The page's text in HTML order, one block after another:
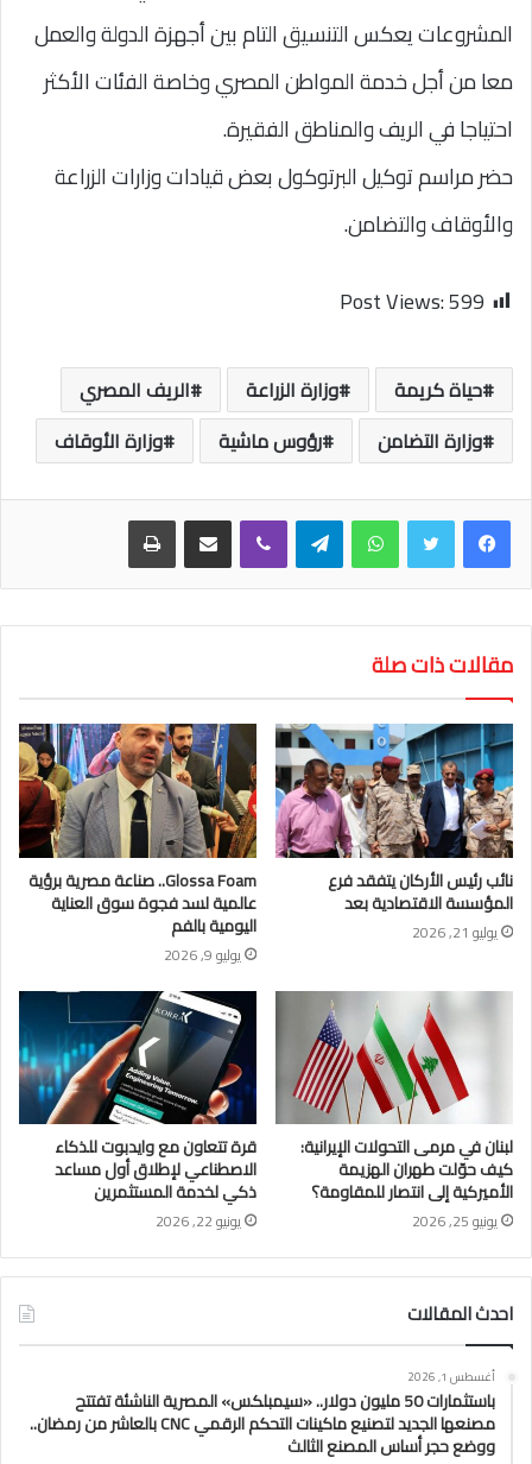
المشروعات يعكس التنسيق التام بين أجهزة الدولة والعمل
معا من أجل خدمة المواطن المصري وخاصة الفئات الأكثر
احتياجا في الريف والمناطق الفقيرة.
حضر مراسم توكيل البرتوكول بعض قيادات وزارات الزراعة
والأوقاف والتضامن.
Post Views:599
حياة كريمة وزارة الزراعة
الريف المصري
وزارة التضامن
رؤوس ماشية وزارة الأوقاف
واتساب تيلقرام
مقالات ذات صلة
نائب رئيس الأركان يتفقد فرع
المؤسسة الاقتصادية بعد
يوليو 21, 2026
Glossa Foam.. صناعة مصرية برؤية
عالمية لسد فجوة سوق العناية
اليومية بالفم
يوليو 9, 2026
لبنان في مرمى التحولات الإيرانية:
كيف حوّلت طهران الهزيمة
الأميركية إلى انتصار للمقاومة؟
يونيو 25, 2026
قرة تتعاون مع وايدبوت للذكاء
الاصطناعي لإطلاق أول مساعد
ذكي لخدمة المستثمرين
يونيو 22, 2026
احدث المقالات
أغسطس 1, 2026
باستثمارات 50 مليون دولار.. «سيمبلكس» المصرية الناشئة تفتتح
مصنعها الجديد لتصنيع ماكينات التحكم الرقمي CNC بالعاشر من رمضان..
ووضع حجر أساس المصنع الثالث